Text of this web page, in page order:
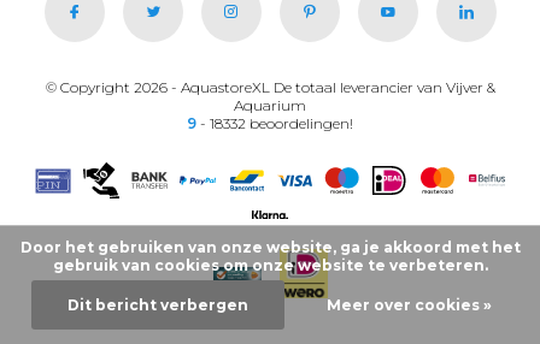
© Copyright 2026 - AquastoreXL De totaal leverancier van Vijver &
Aquarium
9 - 18332 beoordelingen!
Door het gebruiken van onze website, ga je akkoord met het
gebruik van cookies om onze website te verbeteren.
Dit bericht verbergen Meer over cookies »